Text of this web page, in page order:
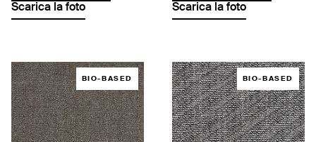
Scarica la foto
Scarica la foto
BIO-BASED BIO-BASED